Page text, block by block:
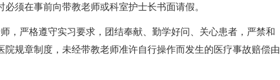
须在事前向带教老师或科室护士长书面请假。
，严格遵守实习要求，团结奉献、勤学好问、关心患者，严禁和
院规章制度，未经带教老师准许自行操作而发生的医疗事故赔偿由